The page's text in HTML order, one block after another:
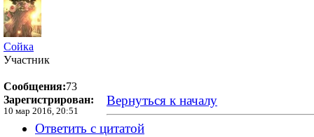
Сойка
Участник
Сообщения:73
Зарегистрирован:
10 мар 2016, 20:51
Вернуться к началу
Ответить с цитатой